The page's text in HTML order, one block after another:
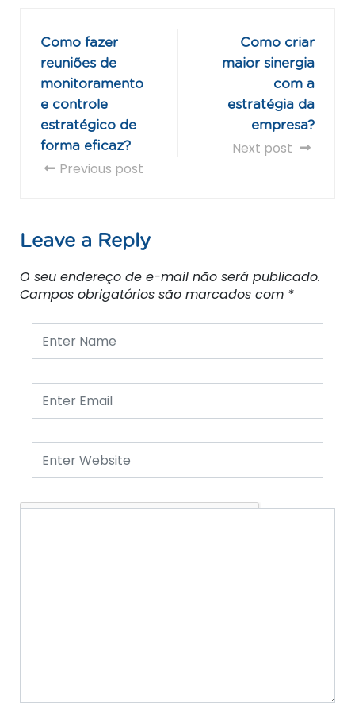
Como fazer
reuniões de
monitoramento
e controle
estratégico de
forma eficaz?
Previous post
Como criar
maior sinergia
com a
estratégia da
empresa?
Next post
Leave a Reply
O seu endereço de e-mail não será publicado.
Campos obrigatórios são marcados com *